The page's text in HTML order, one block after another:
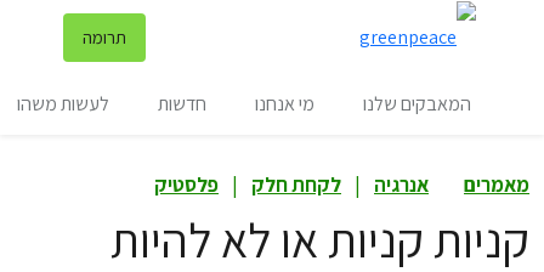
תרומה
המאבקים שלנו מי אנחנו חדשות לעשות משהו
מאמרים אנרגיה | לקחת חלק | פלסטיק
קניות קניות או לא להיות